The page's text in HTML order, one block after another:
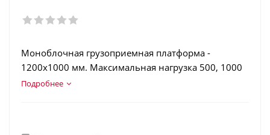
Моноблочная грузоприемная платформа -
1200х1000 мм. Максимальная нагрузка 500, 1000
и 1500 кг. Конструкционная сталь. Этикетки с шк
Подробнее